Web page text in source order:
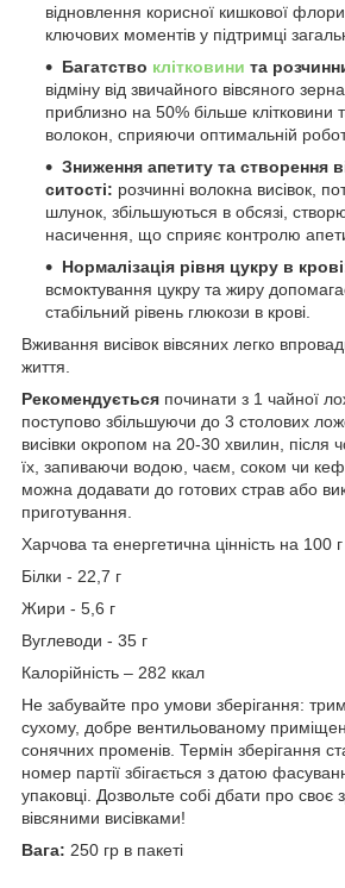
відновлення корисної кишкової
ключових моментів у підтримці
Багатство клітковини та
відміну від звичайного вівсяного
приблизно на 50% більше клітковини
волокон, сприяючи оптимальній
Зниження апетиту та створення
ситості: розчинні волокна висівок,
шлунок, збільшуються в обсязі,
насичення, що сприяє контролю
Нормалізація рівня цукру в
всмоктування цукру та жиру
стабільний рівень глюкози в крові.
Вживання висівок вівсяних легко
життя.
Рекомендується починати з 1 чайної
поступово збільшуючи до 3 столових
висівки окропом на 20-30 хвилин, після
їх, запиваючи водою, чаєм, соком чи
можна додавати до готових страв або
приготування.
Харчова та енергетична цінність на 100
Білки - 22,7 г
Жири - 5,6 г
Вуглеводи - 35 г
Калорійність – 282 ккал
Не забувайте про умови зберігання:
сухому, добре вентильованому
сонячних променів. Термін зберігання
номер партії збігається з датою
упаковці. Дозвольте собі дбати про своє
вівсяними висівками!
Вага: 250 гр в пакеті